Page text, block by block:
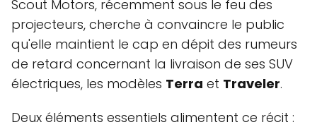
Scout Motors, récemment sous le feu des
projecteurs, cherche à convaincre le public
qu'elle maintient le cap en dépit des rumeurs
de retard concernant la livraison de ses SUV
électriques, les modèles Terra et Traveler.
Deux éléments essentiels alimentent ce récit :